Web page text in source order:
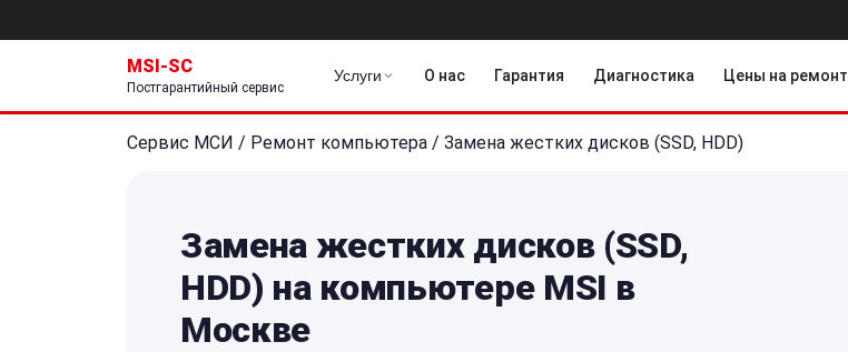
MSI-SC
Постгарантийный сервис
Услуги О нас Гарантия Диагностика Цены на ремонт
Сервис МСИ / Ремонт компьютера / Замена жестких дисков (SSD, HDD)
Замена жестких дисков (SSD,
HDD) на компьютере MSI в
Москве